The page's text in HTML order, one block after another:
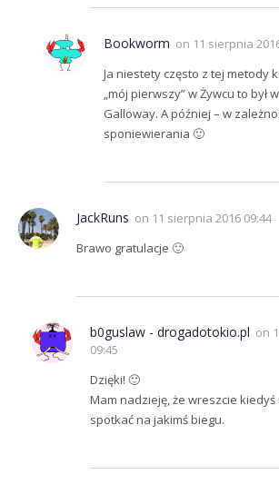
Bookworm on 11 sierpnia
Ja niestety często z tej metody
„mój pierwszy” w Żywcu to był
Galloway. A później – w
sponiewierania 🙂
JackRuns on 11 sierpnia 2016 09:44
Brawo gratulacje 🙂
b0guslaw - drogadotokio.pl on
09:45
Dzięki! 🙂
Mam nadzieję, że wreszcie
spotkać na jakimś biegu.